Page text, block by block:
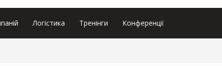
Логістика Тренінги Конференції